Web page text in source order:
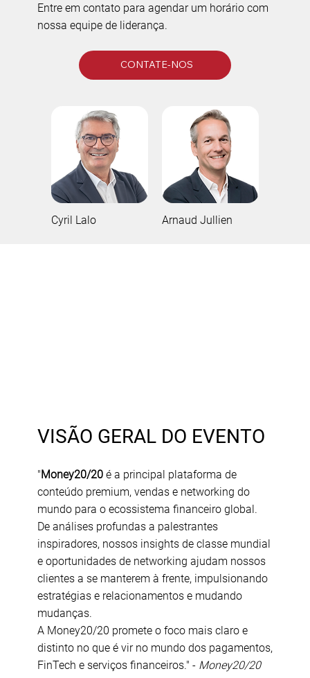
Entre em contato para agendar um horário com
nossa equipe de liderança.
CONTATE-NOS
Cyril Lalo Arnaud Jullien
VISÃO GERAL DO EVENTO
" Money20/20 é a principal plataforma de
conteúdo premium, vendas e networking do
mundo para o ecossistema financeiro global.
De análises profundas a palestrantes
inspiradores, nossos insights de classe mundial
e oportunidades de networking ajudam nossos
clientes a se manterem à frente, impulsionando
estratégias e relacionamentos e mudando
mudanças.
A Money20/20 promete o foco mais claro e
distinto no que é vir no mundo dos pagamentos,
FinTech e serviços financeiros." - Money20/20